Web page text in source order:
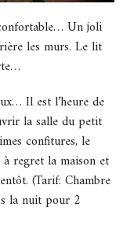
Un joli
les murs. Le lit
Il est l’heure de
la salle du petit
confitures, le
regret la maison et
(Tarif: Chambre
la nuit pour 2